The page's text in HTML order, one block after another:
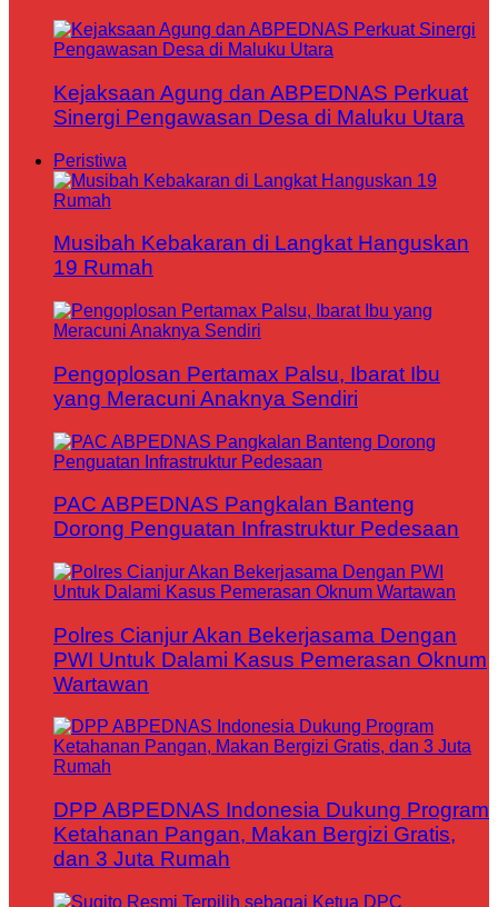
Kejaksaan Agung dan ABPEDNAS Perkuat
Sinergi Pengawasan Desa di Maluku Utara
Peristiwa
Musibah Kebakaran di Langkat Hanguskan
19 Rumah
Pengoplosan Pertamax Palsu, Ibarat Ibu
yang Meracuni Anaknya Sendiri
PAC ABPEDNAS Pangkalan Banteng
Dorong Penguatan Infrastruktur Pedesaan
Polres Cianjur Akan Bekerjasama Dengan
PWI Untuk Dalami Kasus Pemerasan Oknum
Wartawan
DPP ABPEDNAS Indonesia Dukung Program
Ketahanan Pangan, Makan Bergizi Gratis,
dan 3 Juta Rumah